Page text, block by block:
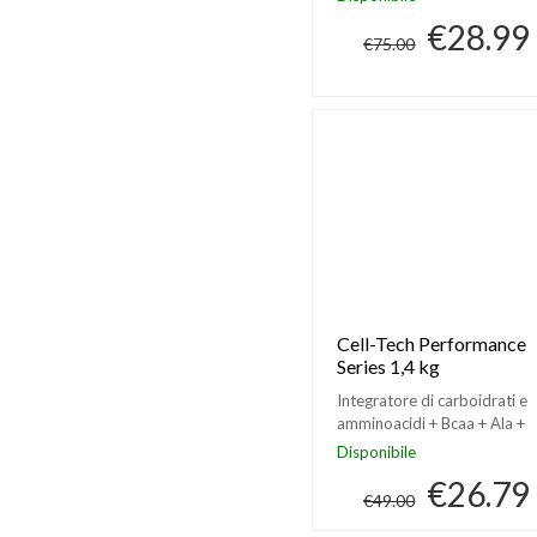
€75.00 €28.99
Cell-Tech Performance
Series 1,4 kg
Integratore di carboidrati e
amminoacidi + Bcaa + Ala +
Vitamina B6 e C
Disponibile
€49.00 €26.79